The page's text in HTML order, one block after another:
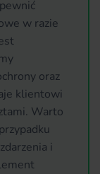
w razie
oraz
klientowi
Warto
i